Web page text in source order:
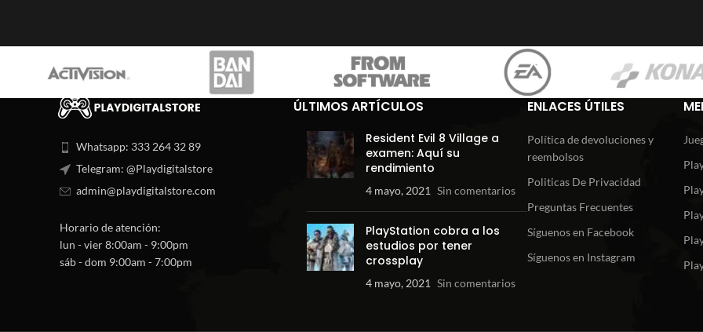
Whatsapp: 333 264 32 89
Telegram: @Playdigitalstore
admin@playdigitalstore.com
Horario de atención:
lun - vier 8:00am - 9:00pm
sáb - dom 9:00am - 7:00pm
ÚLTIMOS ARTÍCULOS
Resident Evil 8 Village a
examen: Aquí su
rendimiento
4 mayo, 2021 Sin comentarios
PlayStation cobra a los
estudios por tener
crossplay
4 mayo, 2021 Sin comentarios
ENLACES ÚTILES
Política de devoluciones y
reembolsos
Politicas De Privacidad
Preguntas Frecuentes
Síguenos en Facebook
Síguenos en Instagram